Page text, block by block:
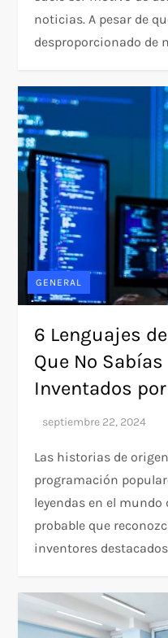
noticias. A pesar de
desproporcionado de
GENERAL
6 Lenguajes
Que No
Inventados
Las historias de
programación
leyendas en el mundo
probable que
inventores